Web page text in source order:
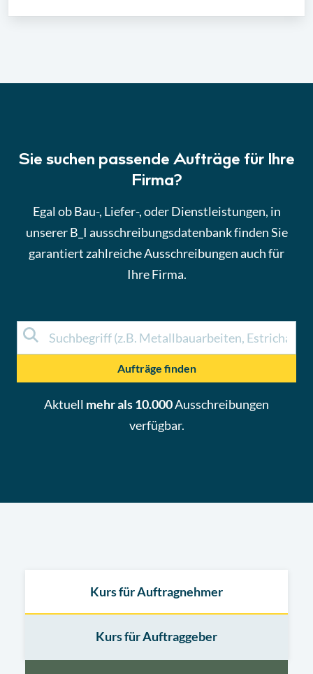
Sie suchen passende Aufträge für Ihre
Firma?
Egal ob Bau-, Liefer-, oder Dienstleistungen, in
unserer B_I ausschreibungsdatenbank finden Sie
garantiert zahlreiche Ausschreibungen auch für
Ihre Firma.
Aufträge finden
Aktuell mehr als 10.000Ausschreibungen
verfügbar.
Kurs für Auftragnehmer
Kurs für Auftraggeber